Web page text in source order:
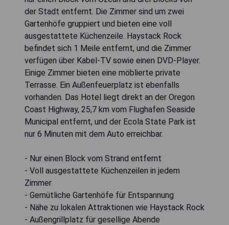
der Stadt entfernt. Die Zimmer sind um zwei
Gartenhöfe gruppiert und bieten eine voll
ausgestattete Küchenzeile. Haystack Rock
befindet sich 1 Meile entfernt, und die Zimmer
verfügen über Kabel-TV sowie einen DVD-Player.
Einige Zimmer bieten eine möblierte private
Terrasse. Ein Außenfeuerplatz ist ebenfalls
vorhanden. Das Hotel liegt direkt an der Oregon
Coast Highway, 25,7 km vom Flughafen Seaside
Municipal entfernt, und der Ecola State Park ist
nur 6 Minuten mit dem Auto erreichbar.
- Nur einen Block vom Strand entfernt
- Voll ausgestattete Küchenzeilen in jedem
Zimmer
- Gemütliche Gartenhöfe für Entspannung
- Nähe zu lokalen Attraktionen wie Haystack Rock
- Außengrillplatz für gesellige Abende